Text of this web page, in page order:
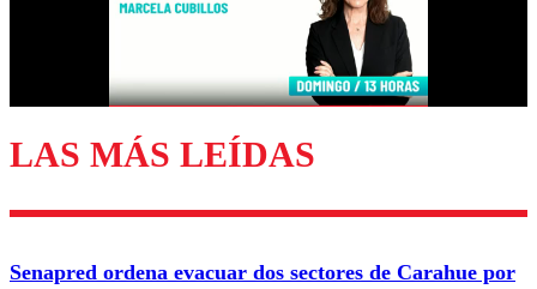
Enviar comentario
LAS MÁS LEÍDAS
Senapred ordena evacuar dos sectores de Carahue por